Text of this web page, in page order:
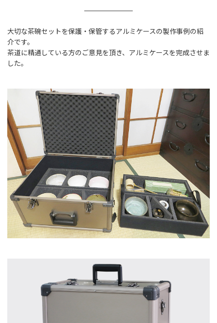
大切な茶碗セットを保護・保管するアルミケースの製作事例の紹
介です。
茶道に精通している方のご意見を頂き、アルミケースを完成させま
した。